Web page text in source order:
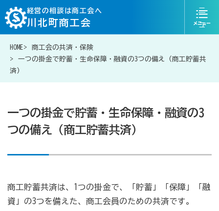
経営の相談は商工会へ
川北町商工会
ニ
ュ
HOME
商工会の共済・保険
一つの掛金で貯蓄・生命保障・融資の3つの備え（商工貯蓄共
済）
一つの掛金で貯蓄・生命保障・融資の3
つの備え（商工貯蓄共済）
商工貯蓄共済は、1つの掛金で、「貯蓄」「保障」「融
資」の3つを備えた、商工会員のための共済です。
お問い合わせ
経営相談は商工会に
商工会が扱う融資・金融制度